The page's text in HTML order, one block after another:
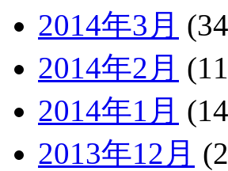
2014年3月
2014年2月
2014年1月
2013年12月